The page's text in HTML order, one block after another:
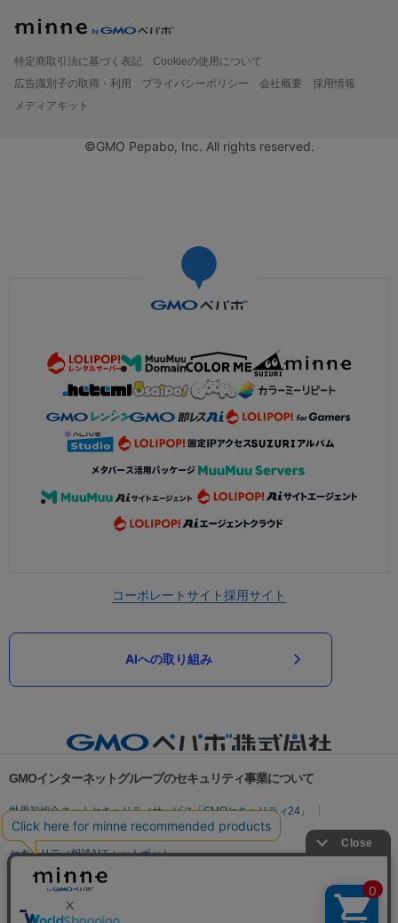
特定商取引法に基づく表記
Cookieの使用について
広告識別子の取得・利用
プライバシーポリシー 会社概要
採用情報
メディアキット
©GMO Pepabo, Inc. All rights reserved.
コーポレートサイト採用サイト
AIへの取り組み
GMOインターネットグループのセキュリティ事業について
世界初総合ネットセキュリティサービス「GMOセキュリティ24」
パスワード漏洩診断
Webサイトリスク診断
セキュリティ相談AIチャットボット
実在証明・盗聴対策
サイバー攻撃対策（GMO Flatt Security）